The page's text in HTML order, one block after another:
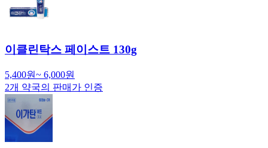
이클린탁스 페이스트 130g
5,400원~ 6,000원
2개 약국의 판매가 인증